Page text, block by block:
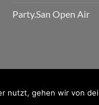
Party.San Open Air
nutzt, gehen wir von